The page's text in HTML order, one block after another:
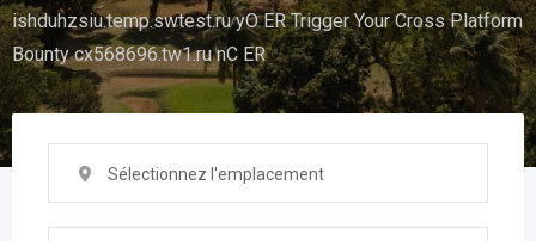
ishduhzsiu.temp.swtest.ru yO ER Trigger Your Cross Platform
Bounty cx568696.tw1.ru nC ER
Sélectionnez l'emplacement